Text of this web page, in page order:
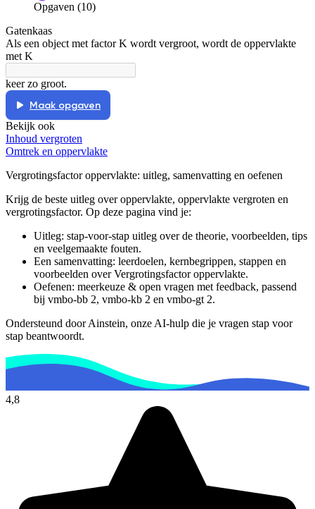
Informatie is onjuist
De docent is te langdradig
De uitleg gaat te langzaam
Afspelen werkte niet
Opgaven (10)
Gatenkaas
Als een object met factor K wordt vergroot, wordt de oppervlakte
met K
keer zo groot.
Maak opgaven
Bekijk ook
Inhoud vergroten
Omtrek en oppervlakte
Vergrotingsfactor oppervlakte: uitleg, samenvatting en oefenen
Krijg de beste uitleg over oppervlakte, oppervlakte vergroten en
vergrotingsfactor. Op deze pagina vind je:
Uitleg: stap-voor-stap uitleg over de theorie, voorbeelden, tips
en veelgemaakte fouten.
Een samenvatting: leerdoelen, kernbegrippen, stappen en
voorbeelden overVergrotingsfactor oppervlakte.
Oefenen: meerkeuze & open vragen met feedback, passend
bij vmbo-bb 2, vmbo-kb 2 en vmbo-gt 2.
Ondersteund door Ainstein, onze AI-hulp die je vragen stap voor
stap beantwoordt.
4,8